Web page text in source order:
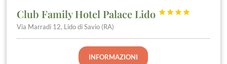
Club Family Hotel Palace Lido 



Via Marradi 12, Lido di Savio (RA)
INFORMAZIONI